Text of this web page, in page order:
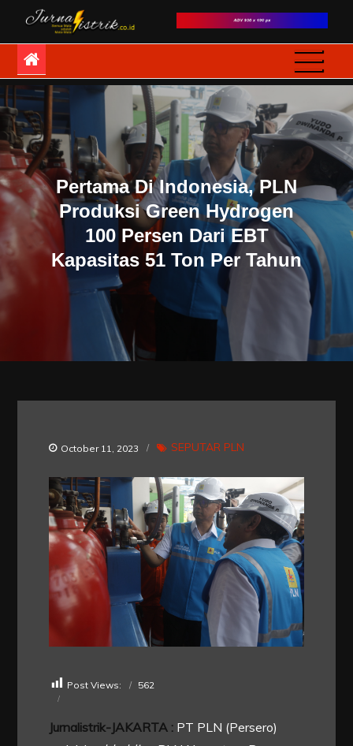
contentJurnaListrik
Semua Mata adalah
Mata-Mata
Pertama Di Indonesia, PLN
Produksi Green Hydrogen
100 Persen Dari EBT
Kapasitas 51 Ton Per Tahun
October 11, 2023 SEPUTAR PLN
Post Views: 562
Jurnalistrik-JAKARTA : PT PLN (Persero)